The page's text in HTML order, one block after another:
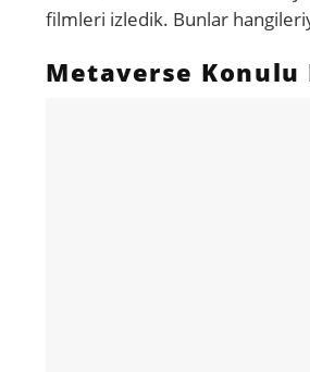
filmleri izledik. Bunlar
Metaverse Konulu